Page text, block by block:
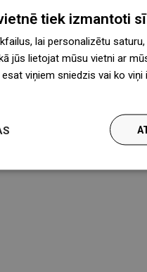
tiek izmantoti
lai personalizētu
jūs lietojat mūsu vietni ar
viņiem sniedzis vai ko